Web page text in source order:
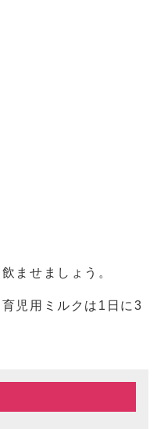
ませましょう。
児用ミルクは1日に3